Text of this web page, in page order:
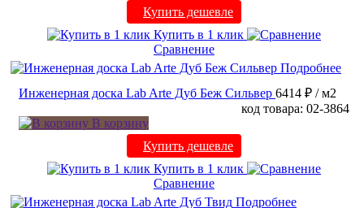
Купить дешевле
Купить в 1 клик
Сравнение
Подробнее
Инженерная доска Lab Arte Дуб Беж Сильвер 6414 ₽ / м2
код товара: 02-3864
В корзину
Купить дешевле
Купить в 1 клик
Сравнение
Подробнее